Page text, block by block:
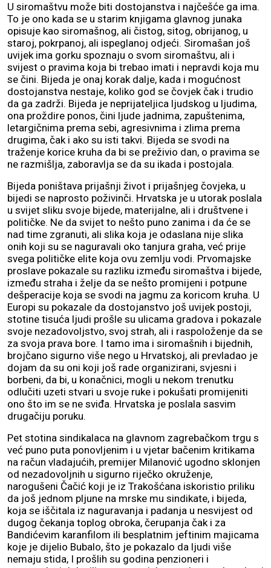
U siromaštvu može biti dostojanstva i najčešće ga ima.
To je ono kada se u starim knjigama glavnog junaka
opisuje kao siromašnog, ali čistog, sitog, obrijanog, u
staroj, pokrpanoj, ali ispeglanoj odjeći. Siromašan još
uvijek ima gorku spoznaju o svom siromaštvu, ali i
svijest o pravima koja bi trebao imati i nepravdi koja mu
se čini. Bijeda je onaj korak dalje, kada i mogućnost
dostojanstva nestaje, koliko god se čovjek čak i trudio
da ga zadrži. Bijeda je neprijateljica ljudskog u ljudima,
ona proždire ponos, čini ljude jadnima, zapuštenima,
letargičnima prema sebi, agresivnima i zlima prema
drugima, čak i ako su isti takvi. Bijeda se svodi na
traženje korice kruha da bi se preživio dan, o pravima se
ne razmišlja, zaboravlja se da su ikada i postojala.
Bijeda poništava prijašnji život i prijašnjeg čovjeka, u
bijedi se naprosto poživinči. Hrvatska je u utorak poslala
u svijet sliku svoje bijede, materijalne, ali i društvene i
političke. Ne da svijet to nešto puno zanima i da će se
nad time zgranuti, ali slika koja je odaslana nije slika
onih koji su se naguravali oko tanjura graha, već prije
svega političke elite koja ovu zemlju vodi. Prvomajske
proslave pokazale su razliku između siromaštva i bijede,
između straha i želje da se nešto promijeni i potpune
dešperacije koja se svodi na jagmu za koricom kruha. U
Europi su pokazale da dostojanstvo još uvijek postoji,
stotine tisuća ljudi prošle su ulicama gradova i pokazale
svoje nezadovoljstvo, svoj strah, ali i raspoloženje da se
za svoja prava bore. I tamo ima i siromašnih i bijednih,
brojčano sigurno više nego u Hrvatskoj, ali prevladao je
dojam da su oni koji još rade organizirani, svjesni i
borbeni, da bi, u konačnici, mogli u nekom trenutku
odlučiti uzeti stvari u svoje ruke i pokušati promijeniti
ono što im se ne sviđa. Hrvatska je poslala sasvim
drugačiju poruku.
Pet stotina sindikalaca na glavnom zagrebačkom trgu s
već puno puta ponovljenim i u vjetar bačenim kritikama
na račun vladajućih, premijer Milanović ugodno sklonjen
od nezadovoljnih u sigurno riječko okruženje,
narogušeni Čačić koji je iz Trakošćana iskoristio priliku
da još jednom pljune na mrske mu sindikate, i bijeda,
koja se iščitala iz naguravanja i padanja u nesvijest od
dugog čekanja toplog obroka, čerupanja čak i za
Bandićevim karanfilom ili besplatnim jeftinim majicama
koje je dijelio Bubalo, što je pokazalo da ljudi više
nemaju stida, I prošlih su godina penzioneri i